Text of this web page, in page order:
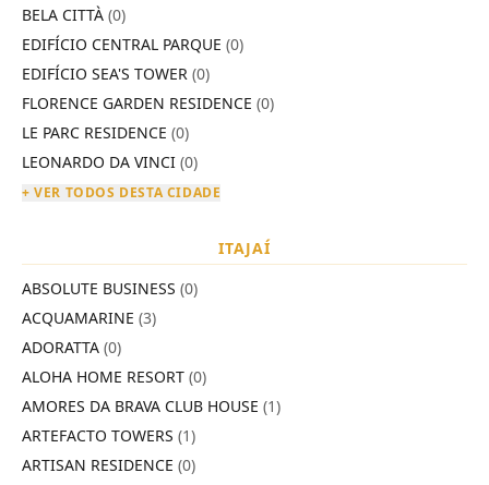
BELA CITTÀ (0)
EDIFÍCIO CENTRAL PARQUE (0)
EDIFÍCIO SEA'S TOWER (0)
FLORENCE GARDEN RESIDENCE (0)
LE PARC RESIDENCE (0)
LEONARDO DA VINCI (0)
+ VER TODOS DESTA CIDADE
ITAJAÍ
ABSOLUTE BUSINESS (0)
ACQUAMARINE (3)
ADORATTA (0)
ALOHA HOME RESORT (0)
AMORES DA BRAVA CLUB HOUSE (1)
ARTEFACTO TOWERS (1)
ARTISAN RESIDENCE (0)